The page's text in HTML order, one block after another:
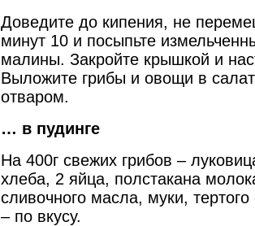
Доведите до кипения, не
минут 10 и посыпьте
малины. Закройте крышкой и
Выложите грибы и овощи в
отваром.
… в пудинге
На 400г свежих грибов –
хлеба, 2 яйца, полстакана
сливочного масла, муки,
– по вкусу.